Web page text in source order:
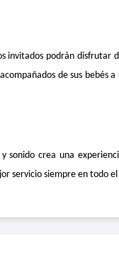
podrán disfrutar
de sus bebés
crea una
servicio siempre en todo el